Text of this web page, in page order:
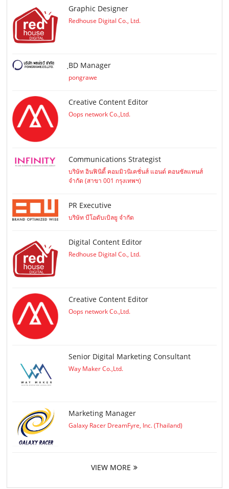
Graphic Designer
Redhouse Digital Co., Ltd.
ฺBD Manager
pongrawe
Creative Content Editor
Oops network Co.,Ltd.
Communications Strategist
บริษัท อินฟินิตี้ คอมมิวนิเคชั่นส์ แอนด์ คอนซัลแทนส์
จำกัด (สาขา 001 กรุงเทพฯ)
PR Executive
บริษัท บีโอดับเบิลยู จำกัด
Digital Content Editor
Redhouse Digital Co., Ltd.
Creative Content Editor
Oops network Co.,Ltd.
Senior Digital Marketing Consultant
Way Maker Co.,Ltd.
Marketing Manager
Galaxy Racer DreamFyre, Inc. (Thailand)
VIEW MORE